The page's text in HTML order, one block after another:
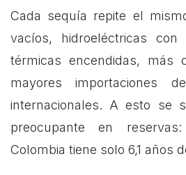
Cada sequía repite el
vacíos, hidroeléctricas con
térmicas encendidas, más
mayores importaciones
internacionales. A esto se
preocupante en
Colombia tiene solo 6,1 años